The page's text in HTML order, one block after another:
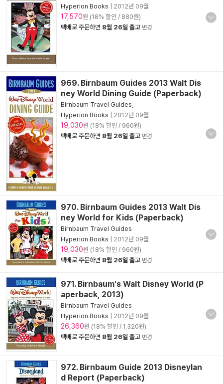
Hyperion Books
2012년 09월
17,570원 (18% 할인 / 880원)
택배로 주문하면 8월 26일 출고 변경
969. Birnbaum Guides 2013 Walt Dis
ney World Dining Guide (Paperback)
Birnbaum Travel Guides,
Hyperion Books
2012년 09월
19,030원 (18% 할인 / 960원)
택배로 주문하면 8월 26일 출고 변경
970. Birnbaum Guides 2013 Walt Dis
ney World for Kids (Paperback)
Birnbaum Travel Guides
Hyperion Books
2012년 09월
19,030원 (18% 할인 / 960원)
택배로 주문하면 8월 26일 출고 변경
971. Birnbaum's Walt Disney World (P
aperback, 2013)
Birnbaum Travel Guides
Hyperion Books
2012년 09월
26,360원 (18% 할인 / 1,320원)
택배로 주문하면 8월 26일 출고 변경
972. Birnbaum Guide 2013 Disneylan
d Report (Paperback)